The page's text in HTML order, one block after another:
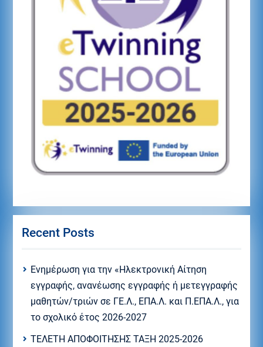
Recent Posts
Eνημέρωση για την «Ηλεκτρονική Αίτηση
εγγραφής, ανανέωσης εγγραφής ή μετεγγραφής
μαθητών/τριών σε ΓΕ.Λ., ΕΠΑ.Λ. και Π.ΕΠΑ.Λ., για
το σχολικό έτος 2026-2027
ΤΕΛΕΤΗ ΑΠΟΦΟΙΤΗΣΗΣ ΤΑΞΗ 2025-2026